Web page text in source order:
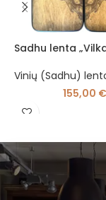
Sadhu lenta
Vinių (Sadhu)
155,00 €